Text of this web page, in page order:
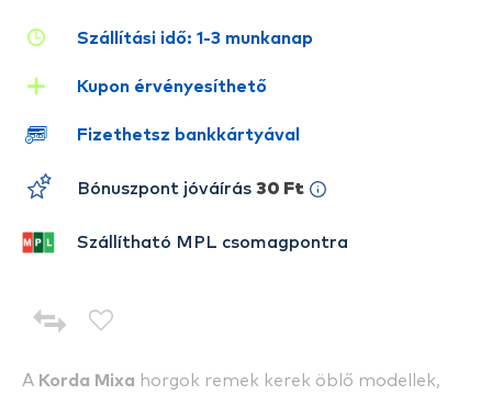
A Korda Mixa horgok remek kerek öblő modellek,
Szállítási idő: 1-3 munkanap
Kupon érvényesíthető
Fizethetsz bankkártyával
Bónuszpont jóváírás 30 Ft
Szállítható MPL csomagpontra